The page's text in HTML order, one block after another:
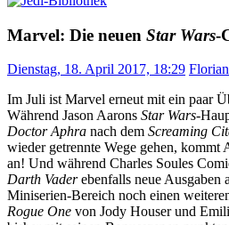
Marvel: Die neuen Star Wars-
Dienstag, 18. April 2017, 18:29 Florian
Im Juli ist Marvel erneut mit ein paar
Während Jason Aarons Star Wars-
Doctor Aphra nach dem Screaming
wieder getrennte Wege gehen,
an! Und während Charles Soules
Darth Vaderebenfalls neue Ausgaben
Miniserien-Bereich noch einen
Rogue One von Jody Houser und